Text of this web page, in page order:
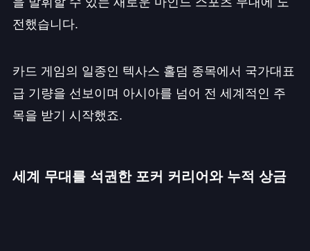
전했습니다.
카드 게임의 일종인 텍사스 홀덤 종목에서 국가대표
급 기량을 선보이며 아시아를 넘어 전 세계적인 주
목을 받기 시작했죠.
세계 무대를 석권한 포커 커리어와 누적 상금